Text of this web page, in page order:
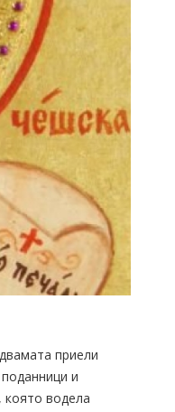
приели
и
която водела